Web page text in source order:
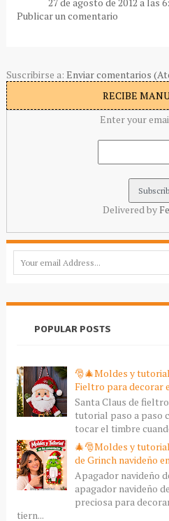
Publicar un comentario
Suscribirse a: Enviar comentarios
RECIBE
Enter your
Delivered by
POPULAR POSTS
🎅🎄Moldes y
Fieltro para decorar
Santa Claus de
tutorial paso a paso
tocar el timbre
🎄🎅Moldes y
de Grinch navideño
Apagador navideño
apagador navideño
preciosa para
tiern...